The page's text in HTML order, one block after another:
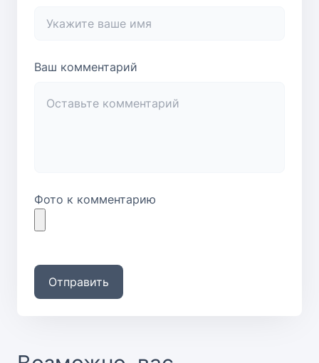
Ваш комментарий
Фото к комментарию
Отправить